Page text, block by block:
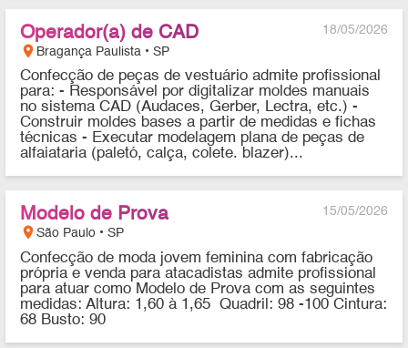
18/05/2026
Operador(a) de CAD
location_on Bragança Paulista • SP
Confecção de peças de vestuário admite profissional
para: - Responsável por digitalizar moldes manuais
no sistema CAD (Audaces, Gerber, Lectra, etc.) -
Construir moldes bases a partir de medidas e fichas
técnicas - Executar modelagem plana de peças de
alfaiataria (paletó, calça, colete. blazer)...
15/05/2026
Modelo de Prova
location_onSão Paulo • SP
Confecção de moda jovem feminina com fabricação
própria e venda para atacadistas admite profissional
para atuar como Modelo de Prova com as seguintes
medidas: Altura: 1,60 à 1,65 Quadril: 98 -100 Cintura:
68 Busto: 90